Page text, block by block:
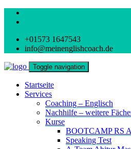
+01573 1647543
info@meinenglishcoach.de
Toggle navigation
Startseite
Services
Coaching – Englisch
Nachhilfe – weitere
Kurse
BOOTCAMP RS
Speaking Test